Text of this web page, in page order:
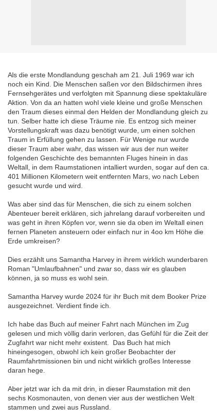
Als die erste Mondlandung geschah am 21. Juli 1969 war ich
noch ein Kind. Die Menschen saßen vor den Bildschirmen ihres
Fernsehgerätes und verfolgten mit Spannung diese spektakuläre
Aktion. Von da an hatten wohl viele kleine und große Menschen
den Traum dieses einmal den Helden der Mondlandung gleich zu
tun. Selber hatte ich diese Träume nie. Es entzog sich meiner
Vorstellungskraft was dazu benötigt wurde, um einen solchen
Traum in Erfüllung gehen zu lassen. Für Wenige nur wurde
dieser Traum aber wahr, das wissen wir aus der nun weiter
folgenden Geschichte des bemannten Fluges hinein in das
Weltall, in dem Raumstationen intalliert wurden, sogar auf den ca.
401 Millionen Kilometern weit entfernten Mars, wo nach Leben
gesucht wurde und wird.
Was aber sind das für Menschen, die sich zu einem solchen
Abenteuer bereit erklären, sich jahrelang darauf vorbereiten und
was geht in ihren Köpfen vor, wenn sie da oben im Weltall einen
fernen Planeten ansteuern oder einfach nur in 4oo km Höhe die
Erde umkreisen?
Dies erzählt uns Samantha Harvey in ihrem wirklich wunderbaren
Roman "Umlaufbahnen" und zwar so, dass wir es glauben
können, ja so muss es wohl sein.
Samantha Harvey wurde 2024 für ihr Buch mit dem Booker Prize
ausgezeichnet. Verdient finde ich.
Ich habe das Buch auf meiner Fahrt nach München im Zug
gelesen und mich völlig darin verloren, das Gefühl für die Zeit der
Zugfahrt war nicht mehr existent. Das Buch hat mich
hineingesogen, obwohl ich kein großer Beobachter der
Raumfahrtmissionen bin und nicht wirklich großes Interesse
daran hege.
Aber jetzt war ich da mit drin, in dieser Raumstation mit den
sechs Kosmonauten, von denen vier aus der westlichen Welt
stammen und zwei aus Russland.